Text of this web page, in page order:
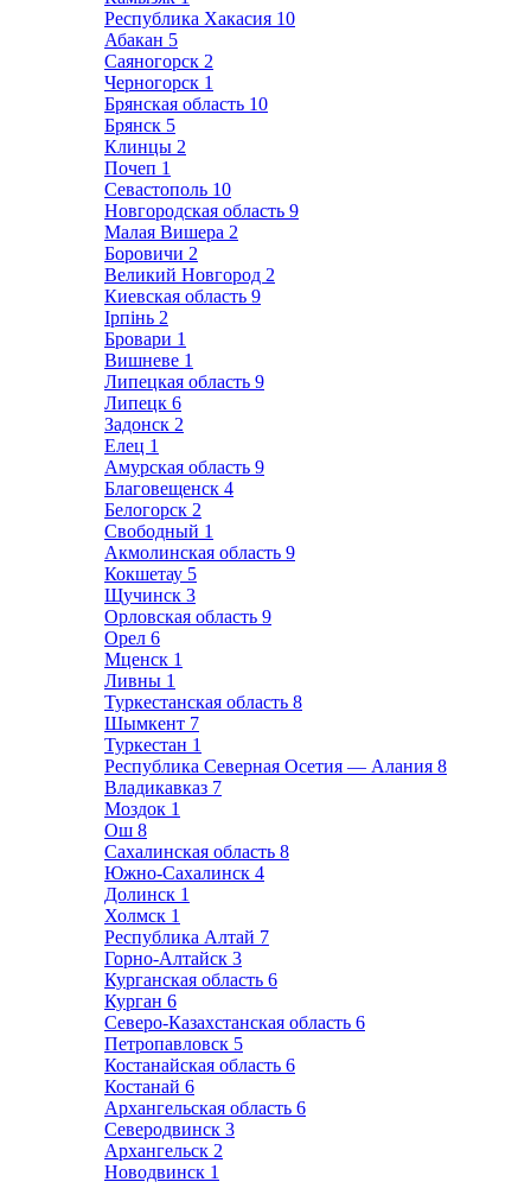
Республика Хакасия 10
Абакан 5
Саяногорск 2
Черногорск 1
Брянская область 10
Брянск 5
Клинцы 2
Почеп 1
Севастополь 10
Новгородская область 9
Малая Вишера 2
Боровичи 2
Великий Новгород 2
Киевская область 9
Ірпінь 2
Бровари 1
Вишневе 1
Липецкая область 9
Липецк 6
Задонск 2
Елец 1
Амурская область 9
Благовещенск 4
Белогорск 2
Свободный 1
Акмолинская область 9
Кокшетау 5
Щучинск 3
Орловская область 9
Орел 6
Мценск 1
Ливны 1
Туркестанская область 8
Шымкент 7
Туркестан 1
Республика Северная Осетия — Алания 8
Владикавказ 7
Моздок 1
Ош 8
Сахалинская область 8
Южно-Сахалинск 4
Долинск 1
Холмск 1
Республика Алтай 7
Горно-Алтайск 3
Курганская область 6
Курган 6
Северо-Казахстанская область 6
Петропавловск 5
Костанайская область 6
Костанай 6
Архангельская область 6
Северодвинск 3
Архангельск 2
Новодвинск 1